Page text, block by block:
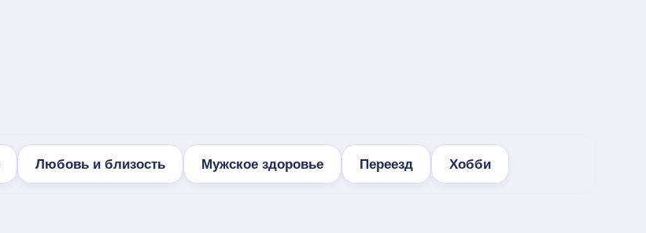
Любовь и близость Мужское здоровье Переезд Хобби